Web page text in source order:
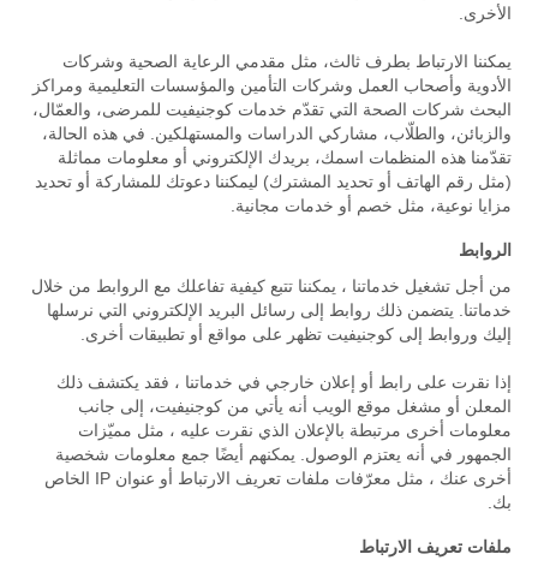
الأخرى.
يمكننا الارتباط بطرف ثالث، مثل مقدمي الرعاية الصحية وشركات
الأدوية وأصحاب العمل وشركات التأمين والمؤسسات التعليمية ومراكز
البحث شركات الصحة التي تقدّم خدمات كوجنيفيت للمرضى، والعمّال،
والزبائن، والطلّاب، مشاركي الدراسات والمستهلكين. في هذه الحالة،
تقدّمنا هذه المنظمات اسمك، بريدك الإلكتروني أو معلومات مماثلة
(مثل رقم الهاتف أو تحديد المشترك) ليمكننا دعوتك للمشاركة أو تحديد
مزايا نوعية، مثل خصم أو خدمات مجانية.
الروابط
من أجل تشغيل خدماتنا ، يمكننا تتبع كيفية تفاعلك مع الروابط من خلال
خدماتنا. يتضمن ذلك روابط إلى رسائل البريد الإلكتروني التي نرسلها
إليك وروابط إلى كوجنيفيت تظهر على مواقع أو تطبيقات أخرى.
إذا نقرت على رابط أو إعلان خارجي في خدماتنا ، فقد يكتشف ذلك
المعلن أو مشغل موقع الويب أنه يأتي من كوجنيفيت، إلى جانب
معلومات أخرى مرتبطة بالإعلان الذي نقرت عليه ، مثل مميّزات
الجمهور في أنه يعتزم الوصول. يمكنهم أيضًا جمع معلومات شخصية
أخرى عنك ، مثل معرّفات ملفات تعريف الارتباط أو عنوان IP الخاص
بك.
ملفات تعريف الارتباط